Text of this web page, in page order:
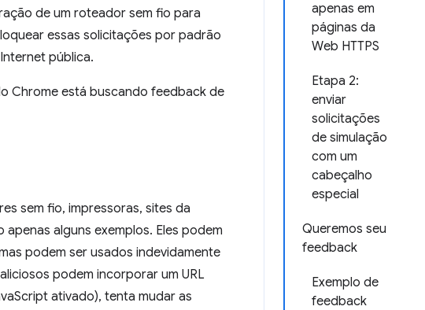
apenas em
páginas da
Web HTTPS
Etapa 2:
enviar
solicitações
de simulação
com um
cabeçalho
especial
Queremos seu
feedback
Exemplo de
feedback
de um roteador sem fio para
essas solicitações por padrão
pública.
Chrome está buscando feedback de
sem fio, impressoras, sites da
alguns exemplos. Eles podem
podem ser usados indevidamente
podem incorporar um URL
ativado), tenta mudar as